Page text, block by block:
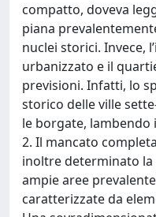
compatto, doveva
piana
nuclei storici. Invece,
urbanizzato e il
previsioni. Infatti, lo
storico delle ville
le borgate,
2. Il mancato
inoltre determinato la
ampie aree
caratterizzate da